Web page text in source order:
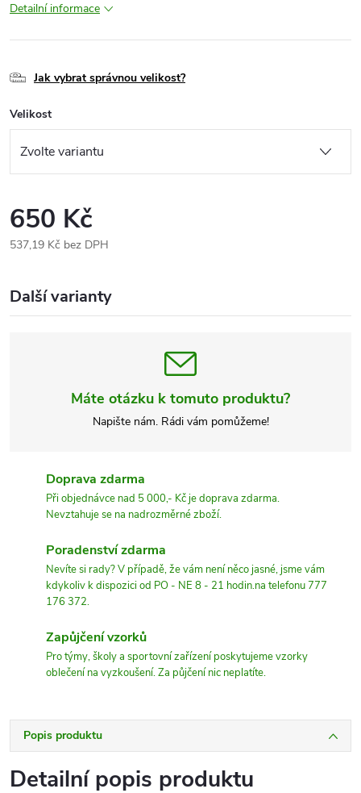
Detailní informace
Jak vybrat správnou velikost?
Velikost
650 Kč
537,19 Kč bez DPH
Další varianty
Máte otázku k tomuto produktu?
Napište nám. Rádi vám pomůžeme!
Doprava zdarma
Při objednávce nad 5 000,- Kč je doprava zdarma.
Nevztahuje se na nadrozměrné zboží.
Poradenství zdarma
Nevíte si rady? V případě, že vám není něco jasné, jsme vám
kdykoliv k dispozici od PO - NE 8 - 21 hodin.na telefonu 777
176 372.
Zapůjčení vzorků
Pro týmy, školy a sportovní zařízení poskytujeme vzorky
oblečení na vyzkoušení. Za půjčení nic neplatíte.
Popis produktu
Detailní popis produktu